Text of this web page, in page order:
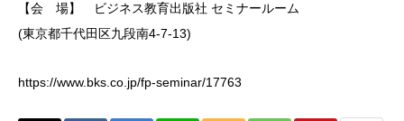
【会 場】 ビジネス教育出版社 セミナールーム
(東京都千代田区九段南4-7-13)
https://www.bks.co.jp/fp-seminar/17763